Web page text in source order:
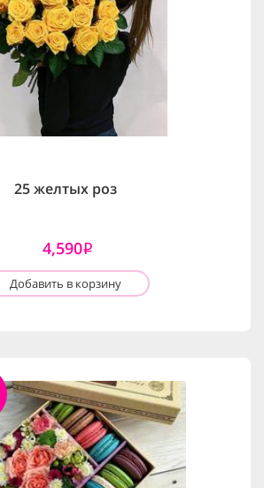
25 желтых роз
4,590i
Добавить в корзину